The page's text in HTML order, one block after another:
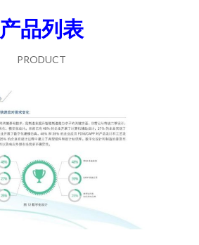
产品列表
PRODUCT